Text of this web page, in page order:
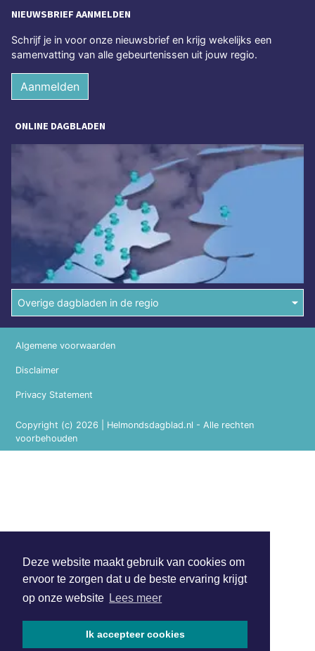
Deze website maakt gebruik van cookies om
ervoor te zorgen dat u de beste ervaring krijgt
op onze website Lees meer
Ik accepteer cookies
NIEUWSBRIEF AANMELDEN
Schrijf je in voor onze nieuwsbrief en krijg wekelijks een
samenvatting van alle gebeurtenissen uit jouw regio.
Aanmelden
ONLINE DAGBLADEN
Overige dagbladen in de regio
Copyright (c) 2026 | Helmondsdagblad.nl - Alle rechten
voorbehouden
Algemene voorwaarden
Disclaimer
Privacy Statement